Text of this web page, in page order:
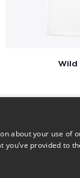
Wild
about your use of
provided to